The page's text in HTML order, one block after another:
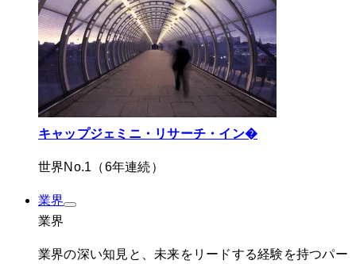
キャップジェミニ・リサーチ・イン�
世界No.1（6年連続）
業界
業界
業界の深い知見と、未来をリードする経験を持つパー